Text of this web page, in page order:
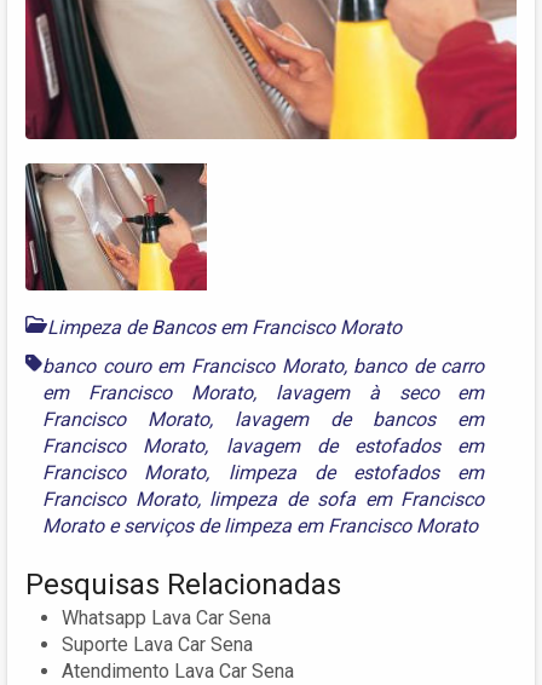
Limpeza de Bancos em Francisco Morato
banco couro em Francisco Morato, banco de carro
em Francisco Morato, lavagem à seco em
Francisco Morato, lavagem de bancos em
Francisco Morato, lavagem de estofados em
Francisco Morato, limpeza de estofados em
Francisco Morato, limpeza de sofa em Francisco
Moratoeserviços de limpeza em Francisco Morato
Pesquisas Relacionadas
Whatsapp Lava Car Sena
Suporte Lava Car Sena
Atendimento Lava Car Sena